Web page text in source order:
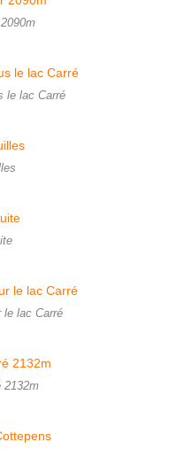
le lac Carré
le lac Carré
2132m